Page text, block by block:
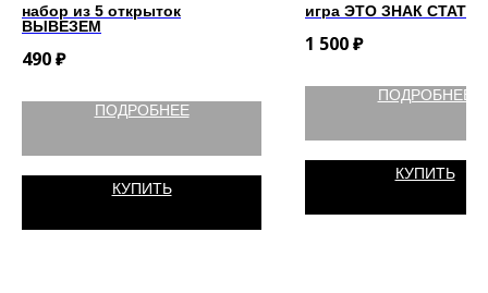
набор из 5 открыток
ВЫВЕЗЕМ
490₽
ПОДРОБНЕЕ
КУПИТЬ
игра ЭТО ЗНАК СТАТЬ
1 500₽
ПОДРОБНЕЕ
КУПИТЬ